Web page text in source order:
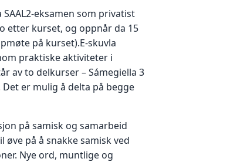
eksamen som privatist
etter kurset, og oppnår da 15
på kurset).E-skuvla
praktiske aktiviteter i
av to delkurser – Sámegiella 3
Det er mulig å delta på begge
på samisk og samarbeid
på å snakke samisk ved
Nye ord, muntlige og